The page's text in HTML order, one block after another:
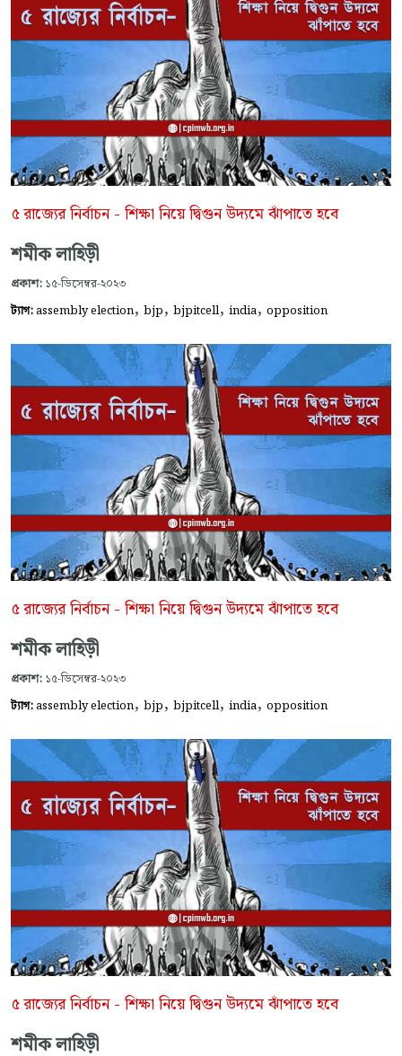
৫ রাজ্যের নির্বাচন - শিক্ষা নিয়ে দ্বিগুন উদ্যমে ঝাঁপাতে হবে
শমীক লাহিড়ী
প্রকাশ: ১৫-ডিসেম্বর-২০২৩
ট্যাগ:assembly election, bjp, bjpitcell, india, opposition
৫ রাজ্যের নির্বাচন - শিক্ষা নিয়ে দ্বিগুন উদ্যমে ঝাঁপাতে হবে
শমীক লাহিড়ী
প্রকাশ: ১৫-ডিসেম্বর-২০২৩
ট্যাগ:assembly election, bjp, bjpitcell, india, opposition
৫ রাজ্যের নির্বাচন - শিক্ষা নিয়ে দ্বিগুন উদ্যমে ঝাঁপাতে হবে
শমীক লাহিড়ী